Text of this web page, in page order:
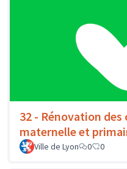
32 - Rénovation des
maternelle et
Ville de Lyon 0 0